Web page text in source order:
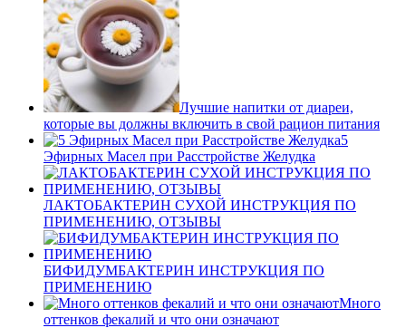
Лучшие напитки от диареи,
которые вы должны включить в свой рацион питания
5
Эфирных Масел при Расстройстве Желудка
ЛАКТОБАКТЕРИН СУХОЙ ИНСТРУКЦИЯ ПО
ПРИМЕНЕНИЮ, ОТЗЫВЫ
БИФИДУМБАКТЕРИН ИНСТРУКЦИЯ ПО
ПРИМЕНЕНИЮ
Много
оттенков фекалий и что они означают